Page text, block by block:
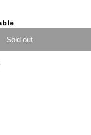
Sold out